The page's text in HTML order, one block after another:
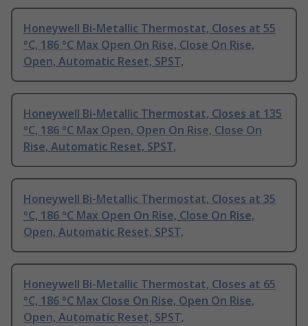
Honeywell Bi-Metallic Thermostat, Closes at 55
°C, 186 °C Max Open On Rise, Close On Rise,
Open, Automatic Reset, SPST,
Honeywell Bi-Metallic Thermostat, Closes at 135
°C, 186 °C Max Open, Open On Rise, Close On
Rise, Automatic Reset, SPST,
Honeywell Bi-Metallic Thermostat, Closes at 35
°C, 186 °C Max Open On Rise, Close On Rise,
Open, Automatic Reset, SPST,
Honeywell Bi-Metallic Thermostat, Closes at 65
°C, 186 °C Max Close On Rise, Open On Rise,
Open, Automatic Reset, SPST,